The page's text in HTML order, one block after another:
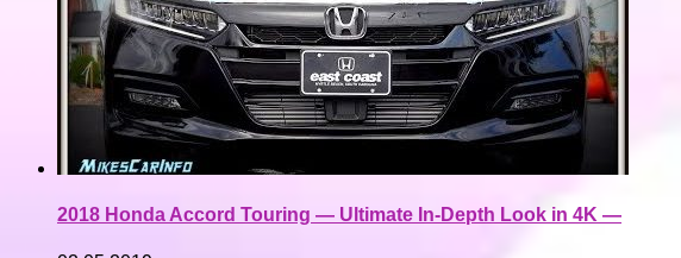
2018 Honda Accord Touring — Ultimate In-Depth Look in 4K —